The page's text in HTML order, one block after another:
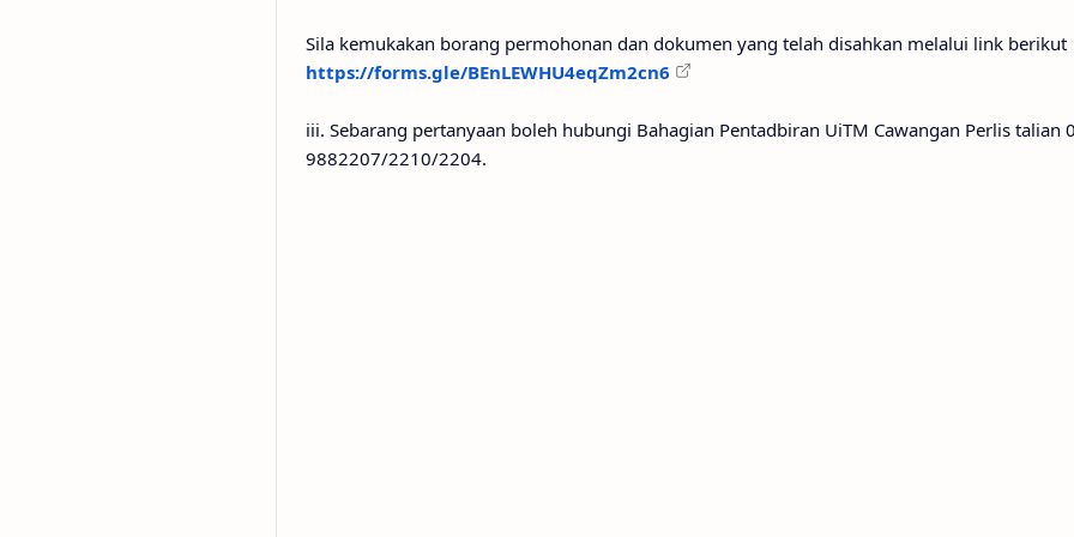
Sila kemukakan borang permohonan dan dokumen yang telah disahkan melalui link berikut
https://forms.gle/BEnLEWHU4eqZm2cn6
iii. Sebarang pertanyaan boleh hubungi Bahagian Pentadbiran UiTM Cawangan Perlis talian
9882207/2210/2204.